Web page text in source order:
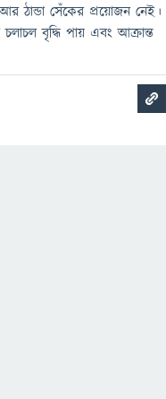
ঠান্ডা সেঁকের প্রয়োজন নেই।
বৃদ্ধি পায় এবং আক্রান্ত